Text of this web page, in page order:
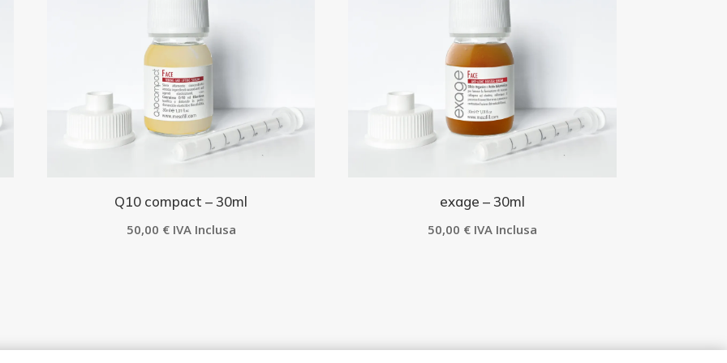
Q10 compact – 30ml
50,00 € IVA Inclusa
exage – 30ml
50,00 € IVA Inclusa